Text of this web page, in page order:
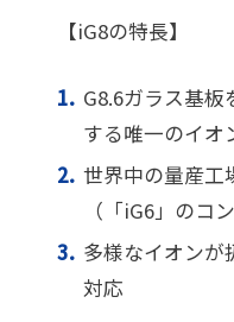
【iG8の特長】
G8.6ガラス基
する唯一のイオ
世界中の量産工
（「iG6」のコ
多様なイオンが
対応